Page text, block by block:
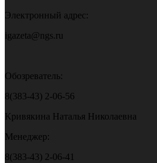
Электронный адрес:
igazeta@ngs.ru
Обозреватель:
8(383-43) 2-06-56
Кривякина Наталья Николаевна
Менеджер:
8(383-43) 2-06-41